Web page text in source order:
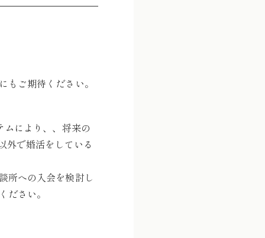
ご期待ください。
により、、将来の
外で婚活をしている
所への入会を検討し
さい。